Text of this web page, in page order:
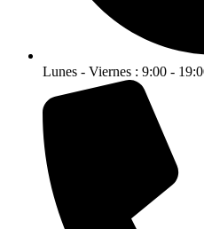
Lunes - Viernes : 9:00 -